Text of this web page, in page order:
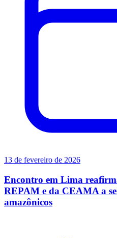
13 de fevereiro de 2026
Encontro em Lima
REPAM e da CEAMA a
amazônicos